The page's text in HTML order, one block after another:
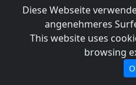
Diese Webseite
angenehmeres
This website uses
browsing